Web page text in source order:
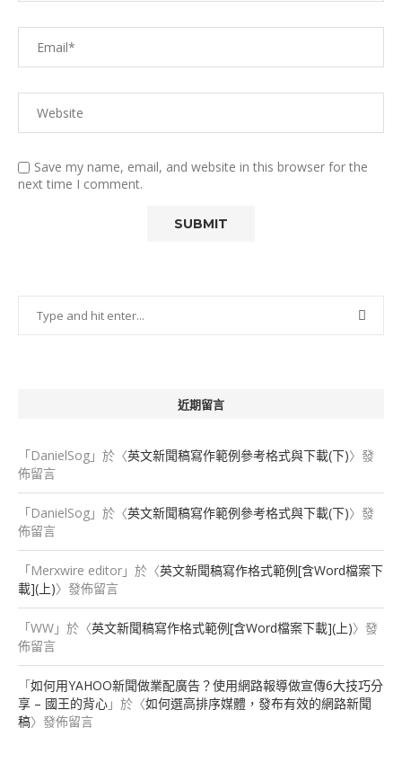
Save my name, email, and website in this browser for the
next time I comment.
近期留言
「DanielSog 」於〈英文新聞稿寫作範例參考格式與下載(下)〉發
佈留言
「DanielSog 」於〈英文新聞稿寫作範例參考格式與下載(下)〉發
佈留言
「Merxwire editor 」於〈英文新聞稿寫作格式範例[含Word檔案下
載](上)〉發佈留言
「WW 」於〈英文新聞稿寫作格式範例[含Word檔案下載](上)〉發
佈留言
「如何用YAHOO新聞做業配廣告？使用網路報導做宣傳6大技巧分
享 – 國王的背心 」於〈如何選高排序媒體，發布有效的網路新聞
稿〉發佈留言